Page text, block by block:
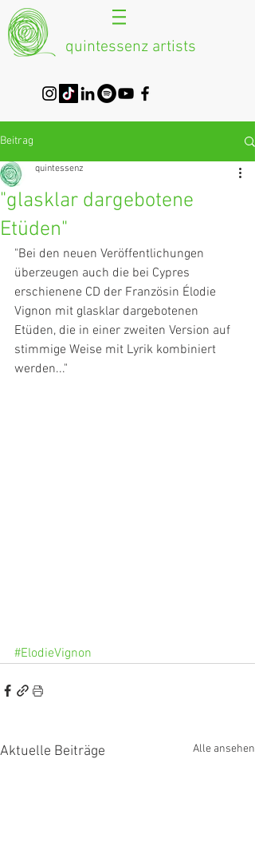
quintessenz artists
Beitrag
"glasklar dargebotene
Etüden"
quintessenz
"Bei den neuen Veröffentlichungen
überzeugen auch die bei Cypres
erschienene CD der Französin Élodie
Vignon mit glasklar dargebotenen
Etüden, die in einer zweiten Version auf
stimmige Weise mit Lyrik kombiniert
werden..."
#ElodieVignon
Aktuelle Beiträge Alle ansehen